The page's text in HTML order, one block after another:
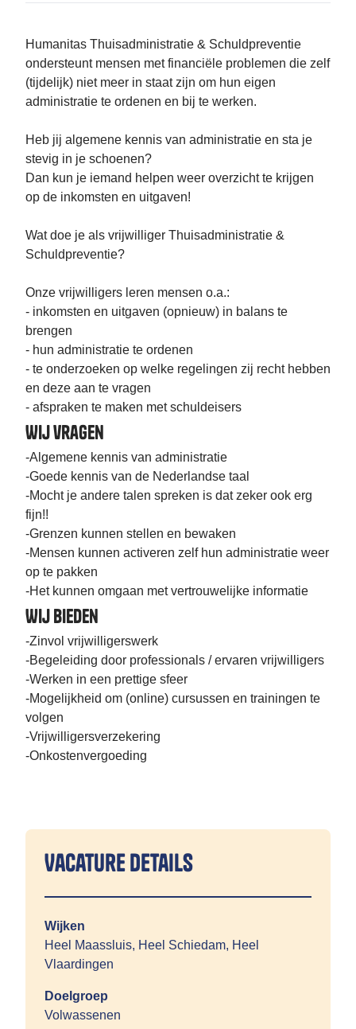
Humanitas Thuisadministratie & Schuldpreventie
ondersteunt mensen met financiële problemen die zelf
(tijdelijk) niet meer in staat zijn om hun eigen
administratie te ordenen en bij te werken.
Heb jij algemene kennis van administratie en sta je
stevig in je schoenen?
Dan kun je iemand helpen weer overzicht te krijgen
op de inkomsten en uitgaven!
Wat doe je als vrijwilliger Thuisadministratie &
Schuldpreventie?
Onze vrijwilligers leren mensen o.a.:
- inkomsten en uitgaven (opnieuw) in balans te
brengen
- hun administratie te ordenen
- te onderzoeken op welke regelingen zij recht hebben
en deze aan te vragen
- afspraken te maken met schuldeisers
Wij vragen
-Algemene kennis van administratie
-Goede kennis van de Nederlandse taal
-Mocht je andere talen spreken is dat zeker ook erg
fijn!!
-Grenzen kunnen stellen en bewaken
-Mensen kunnen activeren zelf hun administratie weer
op te pakken
-Het kunnen omgaan met vertrouwelijke informatie
Wij bieden
-Zinvol vrijwilligerswerk
-Begeleiding door professionals / ervaren vrijwilligers
-Werken in een prettige sfeer
-Mogelijkheid om (online) cursussen en trainingen te
volgen
-Vrijwilligersverzekering
-Onkostenvergoeding
Vacature details
Wijken
Heel Maassluis, Heel Schiedam, Heel
Vlaardingen
Doelgroep
Volwassenen